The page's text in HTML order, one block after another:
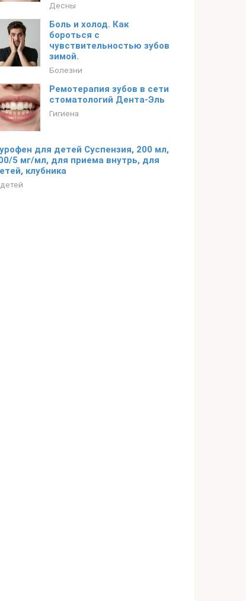
Десны
Боль и холод. Как
бороться с
чувствительностью зубов
зимой.
Болезни
Ремотерапия зубов в сети
стоматологий Дента-Эль
Гигиена
для детей Суспензия, 200 мл,
5 мг/мл, для приема внутрь, для
клубника